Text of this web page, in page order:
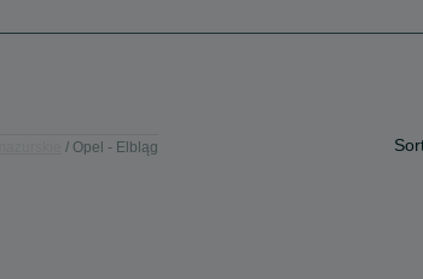
Opel - Elbląg